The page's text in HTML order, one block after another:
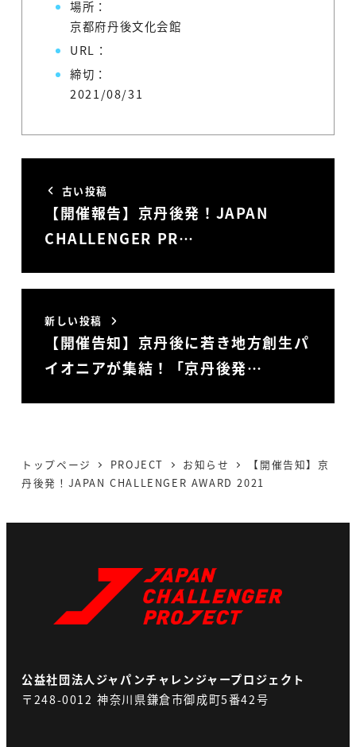
場所：
京都府丹後文化会館
URL：
締切：
2021/08/31
古い投稿
【開催報告】京丹後発！JAPAN
CHALLENGER PR…
新しい投稿
【開催告知】京丹後に若き地方創生パ
イオニアが集結！「京丹後発…
トップページ PROJECT お知らせ
【開催告知】京
丹後発！JAPAN CHALLENGER AWARD 2021
公益社団法人ジャパンチャレンジャープロジェクト
〒248-0012 神奈川県鎌倉市御成町5番42号